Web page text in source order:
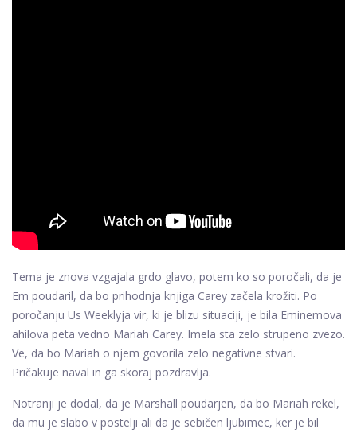
Tema je znova vzgajala grdo glavo, potem ko so poročali, da je
Em poudaril, da bo prihodnja knjiga Carey začela krožiti. Po
poročanju Us Weeklyja vir, ki je blizu situaciji, je bila Eminemova
ahilova peta vedno Mariah Carey. Imela sta zelo strupeno zvezo.
Ve, da bo Mariah o njem govorila zelo negativne stvari.
Pričakuje naval in ga skoraj pozdravlja.
Notranji je dodal, da je Marshall poudarjen, da bo Mariah rekel,
da mu je slabo v postelji ali da je sebičen ljubimec, ker je bil